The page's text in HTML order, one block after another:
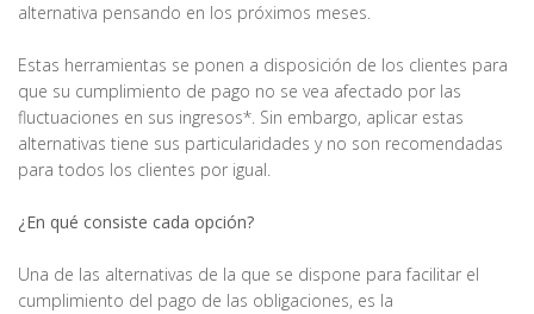
alternativa pensando en los próximos meses.
Estas herramientas se ponen a disposición de los clientes para
que su cumplimiento de pago no se vea afectado por las
fluctuaciones en sus ingresos*. Sin embargo, aplicar estas
alternativas tiene sus particularidades y no son recomendadas
para todos los clientes por igual.
¿En qué consiste cada opción?
Una de las alternativas de la que se dispone para facilitar el
cumplimiento del pago de las obligaciones, es la